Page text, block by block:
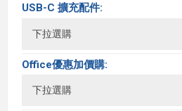
USB-C 擴充配件:
Office優惠加價購: